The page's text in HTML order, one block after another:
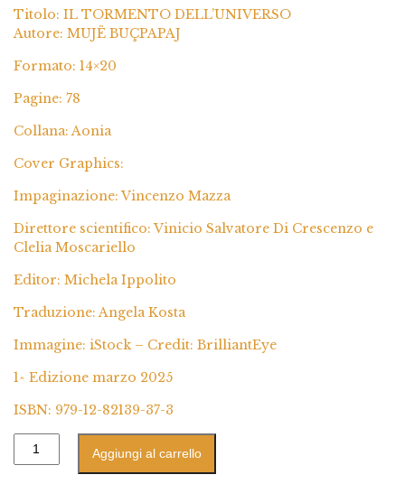
Titolo: IL TORMENTO DELL’UNIVERSO
Autore: MUJË BUÇPAPAJ
Formato: 14×20
Pagine: 78
Collana: Aonia
Cover Graphics:
Impaginazione: Vincenzo Mazza
Direttore scientifico: Vinicio Salvatore Di Crescenzo e
Clelia Moscariello
Editor: Michela Ippolito
Traduzione: Angela Kosta
Immagine: iStock – Credit: BrilliantEye
1^ Edizione marzo 2025
ISBN: 979-12-82139-37-3
Aggiungi al carrello